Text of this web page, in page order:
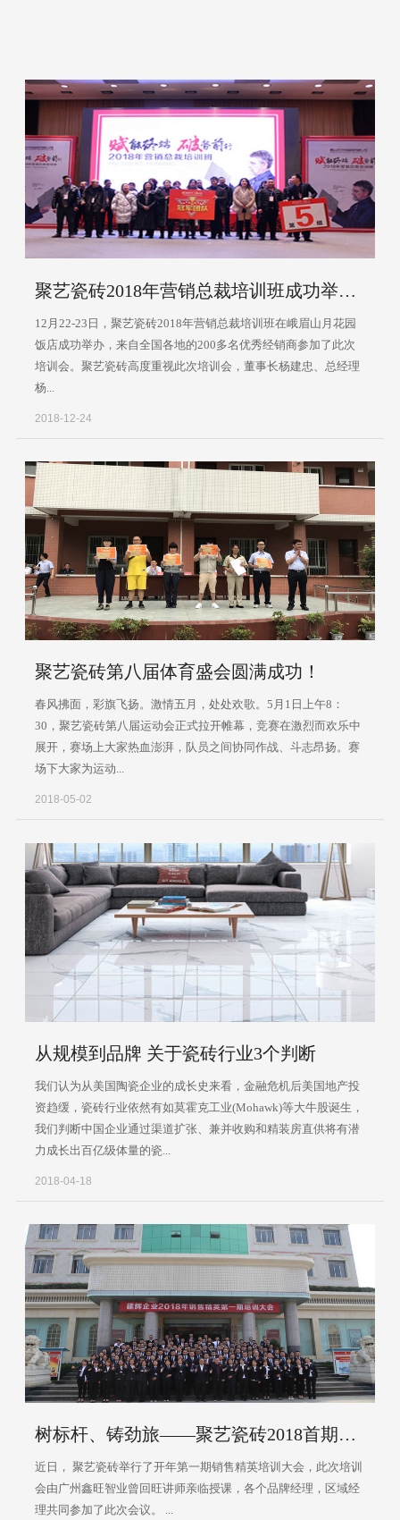
聚艺瓷砖2018年营销总裁培训班成功举办！
12月22-23日，聚艺瓷砖2018年营销总裁培训班在峨眉山月花园
饭店成功举办，来自全国各地的200多名优秀经销商参加了此次
培训会。聚艺瓷砖高度重视此次培训会，董事长杨建忠、总经理
杨...
2018-12-24
聚艺瓷砖第八届体育盛会圆满成功！
春风拂面，彩旗飞扬。激情五月，处处欢歌。5月1日上午8：
30，聚艺瓷砖第八届运动会正式拉开帷幕，竞赛在激烈而欢乐中
展开，赛场上大家热血澎湃，队员之间协同作战、斗志昂扬。赛
场下大家为运动...
2018-05-02
从规模到品牌 关于瓷砖行业3个判断
我们认为从美国陶瓷企业的成长史来看，金融危机后美国地产投
资趋缓，瓷砖行业依然有如莫霍克工业(Mohawk)等大牛股诞生，
我们判断中国企业通过渠道扩张、兼并收购和精装房直供将有潜
力成长出百亿级体量的瓷...
2018-04-18
树标杆、铸劲旅——聚艺瓷砖2018首期销售精英培训会成功举行
近日， 聚艺瓷砖举行了开年第一期销售精英培训大会，此次培训
会由广州鑫旺智业曾回旺讲师亲临授课，各个品牌经理，区域经
理共同参加了此次会议。 ...